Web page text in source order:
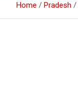
Home Pradesh